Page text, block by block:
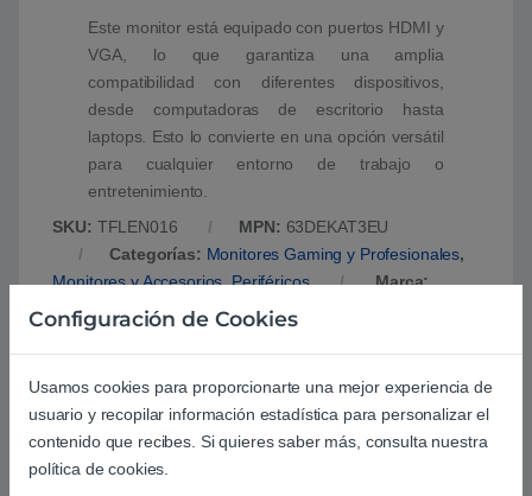
Este monitor está equipado con puertos HDMI y
VGA, lo que garantiza una amplia
compatibilidad con diferentes dispositivos,
desde computadoras de escritorio hasta
laptops. Esto lo convierte en una opción versátil
para cualquier entorno de trabajo o
entretenimiento.
SKU: TFLEN016 MPN: 63DEKAT3EU
Categorías: Monitores Gaming y Profesionales,
Monitores y Accesorios,Periféricos
Marca:
LENOVO
Marca Lenovo
Descripción del
Configuración de Cookies
Usamos cookies para proporcionarte una mejor experiencia de
usuario y recopilar información estadística para personalizar el
contenido que recibes. Si quieres saber más, consulta nuestra
política de cookies.